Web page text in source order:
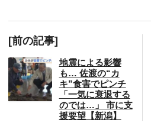
[前の記事]
地震による影響
も… 佐渡の“カ
キ”食害でピンチ
「一気に衰退する
のでは…」 市に支
援要望【新潟】